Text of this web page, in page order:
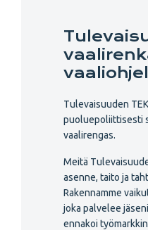
Tulevaisuuden
puoluepoliittisesti
vaalirengas.
Meitä
asenne, taito ja
Rakennamme
joka palvelee
ennakoi